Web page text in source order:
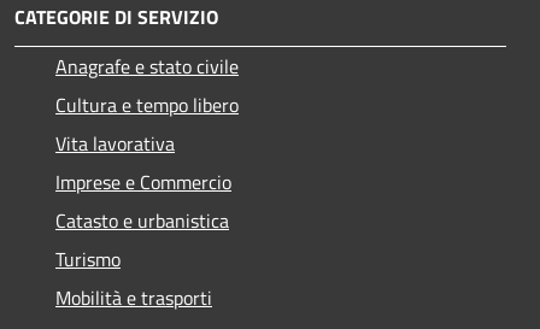
CATEGORIE DI SERVIZIO
Anagrafe e stato civile
Cultura e tempo libero
Vita lavorativa
Imprese e Commercio
Catasto e urbanistica
Turismo
Mobilità e trasporti